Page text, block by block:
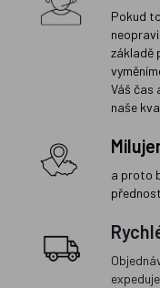
Pokud
základě
Váš čas
naše
a proto